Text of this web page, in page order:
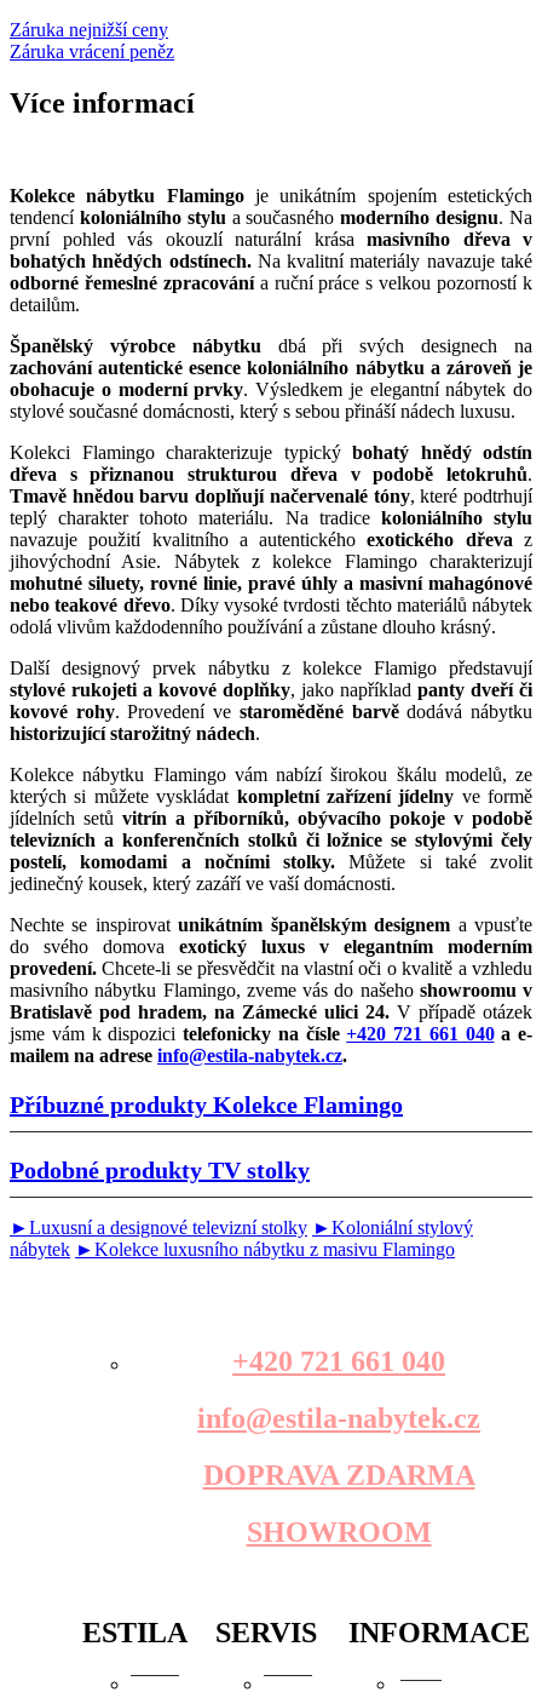
Záruka nejnižší ceny
Záruka vrácení peněz
Více informací
Kolekce nábytku Flamingoje unikátním spojením estetických
tendencí koloniálního stylu a současnéhomoderního designu. Na
první pohled vás okouzlí naturální krása masivního dřeva v
bohatých hnědých odstínech.Na kvalitní materiály navazuje také
odborné řemeslné zpracovánía ruční práce s velkou pozorností k
detailům.
Španělský výrobce nábytku dbá při svých designech na
zachování autentické esence koloniálního nábytku a zároveň je
obohacuje o moderní prvky. Výsledkem je elegantní nábytek do
stylové současné domácnosti, který s sebou přináší nádech luxusu.
Kolekci Flamingo charakterizuje typický bohatý hnědý odstín
dřeva s přiznanou strukturou dřeva v podobě letokruhů.
Tmavě hnědou barvu doplňují načervenalé tóny, které podtrhují
teplý charakter tohoto materiálu. Na tradice koloniálního stylu
navazuje použití kvalitního a autentickéhoexotického dřeva z
jihovýchodní Asie. Nábytek z kolekce Flamingo charakterizují
mohutné siluety, rovné linie, pravé úhly a masivní mahagónové
nebo teakové dřevo. Díky vysoké tvrdosti těchto materiálů nábytek
odolá vlivům každodenního používání a zůstane dlouho krásný.
Další designový prvek nábytku z kolekce Flamigo představují
stylové rukojeti a kovové doplňky, jako například panty dveří či
kovové rohy. Provedení ve staroměděné barvědodává nábytku
historizující starožitný nádech.
Kolekce nábytku Flamingo vám nabízí širokou škálu modelů, ze
kterých si můžete vyskládat kompletní zařízení jídelny ve formě
jídelních setů vitrín a příborníků, obývacího pokoje v podobě
televizních a konferenčních stolků čiložnice se stylovými čely
postelí,
komodami a nočními stolky.Můžete si také zvolit
jedinečný kousek, který zazáří ve vaší domácnosti.
Nechte se inspirovatunikátním španělským designem a vpusťte
do svého domova exotický luxus v elegantním moderním
provedení.Chcete-li se přesvědčit na vlastní oči o kvalitě a vzhledu
masivního nábytku Flamingo, zveme vás do našeho showroomu v
Bratislavě pod hradem, na Zámecké ulici 24. V případě otázek
jsme vám k dispozici telefonicky na čísle+420 721 661 040a e-
mailem na adrese info@estila-nabytek.cz.
Příbuzné produkty Kolekce Flamingo
Podobné produkty TV stolky
►Luxusní a designové televizní stolky ►Koloniální stylový
nábytek ►Kolekce luxusního nábytku z masivu Flamingo
+420 721 661 040
info@estila-nabytek.cz
DOPRAVA ZDARMA
SHOWROOM
ESTILA SERVIS INFORMACE